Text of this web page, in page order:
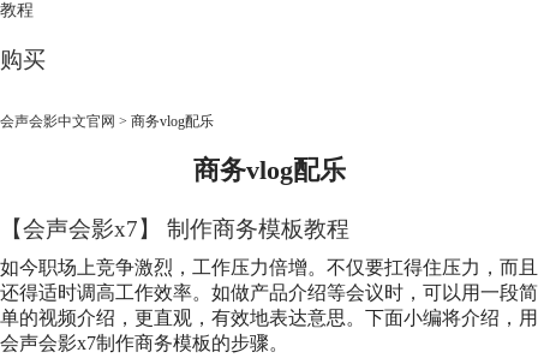
教程
购买
会声会影中文官网 > 商务vlog配乐
商务vlog配乐
【会声会影x7】 制作商务模板教程
如今职场上竞争激烈，工作压力倍增。不仅要扛得住压力，而且
还得适时调高工作效率。如做产品介绍等会议时，可以用一段简
单的视频介绍，更直观，有效地表达意思。下面小编将介绍，用
会声会影x7制作商务模板的步骤。